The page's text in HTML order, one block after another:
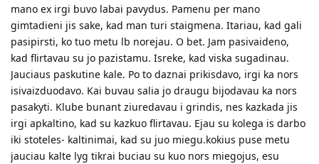
mano ex irgi buvo labai pavydus. Pamenu per mano
gimtadieni jis sake, kad man turi staigmena. Itariau, kad gali
pasipirsti, ko tuo metu lb norejau. O bet. Jam pasivaideno,
kad flirtavau su jo pazistamu. Isreke, kad viska sugadinau.
Jauciaus paskutine kale. Po to daznai prikisdavo, irgi ka nors
isivaizduodavo. Kai buvau salia jo draugu bijodavau ka nors
pasakyti. Klube bunant ziuredavau i grindis, nes kazkada jis
irgi apkaltino, kad su kazkuo flirtavau. Ejau su kolega is darbo
iki stoteles- kaltinimai, kad su juo miegu.kokius puse metu
jauciau kalte lyg tikrai buciau su kuo nors miegojus, esu